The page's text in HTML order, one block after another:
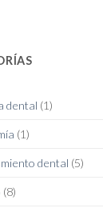
dental (1)
(1)
dental (5)
(8)